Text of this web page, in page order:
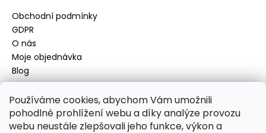
Používáme cookies, abychom Vám umožnili
pohodlné prohlížení webu a díky analýze provozu
webu neustále zlepšovali jeho funkce, výkon a
Obchodní podmínky
GDPR
O nás
Moje objednávka
Blog
Kontakt